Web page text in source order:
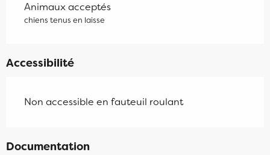
Animaux acceptés
chiens tenus en laisse
Accessibilité
Non accessible en fauteuil roulant
Documentation